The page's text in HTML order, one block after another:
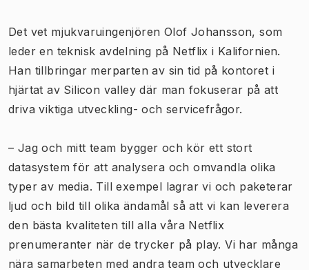
Det vet mjukvaruingenjören Olof Johansson, som
leder en teknisk avdelning på Netflix i Kalifornien.
Han tillbringar merparten av sin tid på kontoret i
hjärtat av Silicon valley där man fokuserar på att
driva viktiga utveckling- och servicefrågor.
– Jag och mitt team bygger och kör ett stort
datasystem för att analysera och omvandla olika
typer av media. Till exempel lagrar vi och paketerar
ljud och bild till olika ändamål så att vi kan leverera
den bästa kvaliteten till alla våra Netflix
prenumeranter när de trycker på play. Vi har många
nära samarbeten med andra team och utvecklare